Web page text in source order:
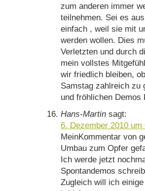
zum anderen immer
teilnehmen. Sei es
einfach , weil sie mit
werden wollen. Dies
Verletzten und durch
mein vollstes
wir friedlich bleiben,
Samstag zahlreich zu
und fröhlichen Demos
Hans-Martin sagt:
6. Dezember 2010 um
MeinKommentar von
Umbau zum Opfer
Ich werde jetzt
Spontandemos
Zugleich will ich